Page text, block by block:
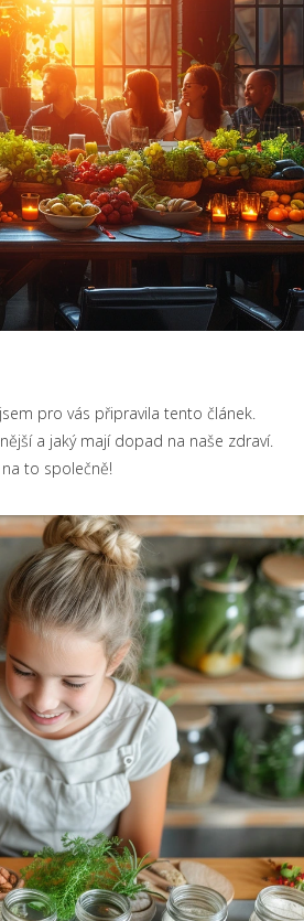
pro vás připravila tento článek.
a jaký mají dopad na naše zdraví.
to společně!